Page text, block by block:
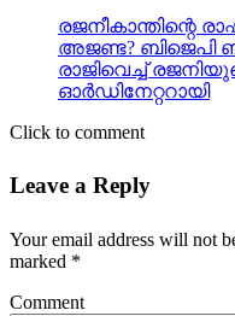
രജനീകാന്തിന്റെ
അജണ്ട? ബിജെപി
രാജിവെച്ച്
ഓര്‍ഡിനേറ്ററായി
Click to comment
Leave a Reply
Your email address will not
marked *
Comment